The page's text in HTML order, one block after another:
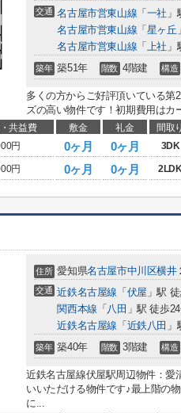
交通 名古屋市営東山線 「 一社
名古屋市営東山線 「 星ヶ丘
名古屋市営東山線 「 上社
築年 築51年 階数 4階建 構造
多くの方からご好評頂いている第
ズの高い物件です！初期費用は
共益費 敷金 礼金 間取り
円 0ヶ月 0ヶ月 3DK
円 0ヶ月 0ヶ月
住所 愛知県名古屋市中川区横井
交通 近鉄名古屋線 「 伏屋 」駅
関西本線 「 八田 」駅 徒歩
近鉄名古屋線 「 近鉄八田
築年 築40年 階数 3階建 構造
近鉄名古屋線伏屋駅周辺物件：愛
いいただける物件です♪最上階の
に...